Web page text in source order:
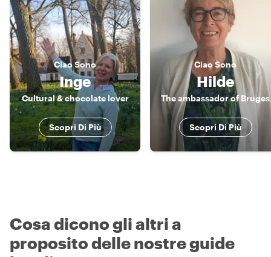
CiaoSono
Inge
Cultural & chocolate lover
Scopri Di Più
CiaoSono
Hilde
The ambassador of Bruges
Scopri Di Più
Cosa dicono gli altri a
proposito delle nostre guide